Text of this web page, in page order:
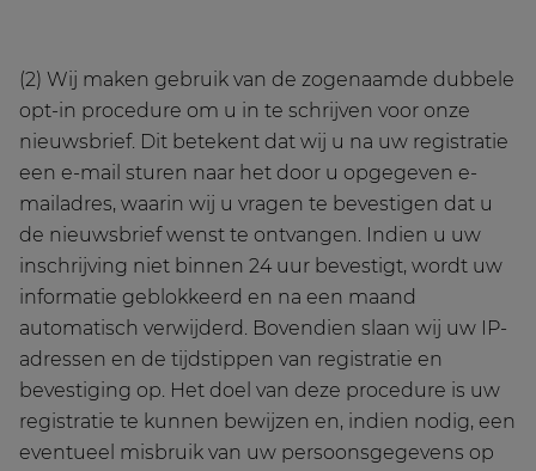
(2) Wij maken gebruik van de zogenaamde dubbele
opt-in procedure om u in te schrijven voor onze
nieuwsbrief. Dit betekent dat wij u na uw registratie
een e-mail sturen naar het door u opgegeven e-
mailadres, waarin wij u vragen te bevestigen dat u
de nieuwsbrief wenst te ontvangen. Indien u uw
inschrijving niet binnen 24 uur bevestigt, wordt uw
informatie geblokkeerd en na een maand
automatisch verwijderd. Bovendien slaan wij uw IP-
adressen en de tijdstippen van registratie en
bevestiging op. Het doel van deze procedure is uw
registratie te kunnen bewijzen en, indien nodig, een
eventueel misbruik van uw persoonsgegevens op